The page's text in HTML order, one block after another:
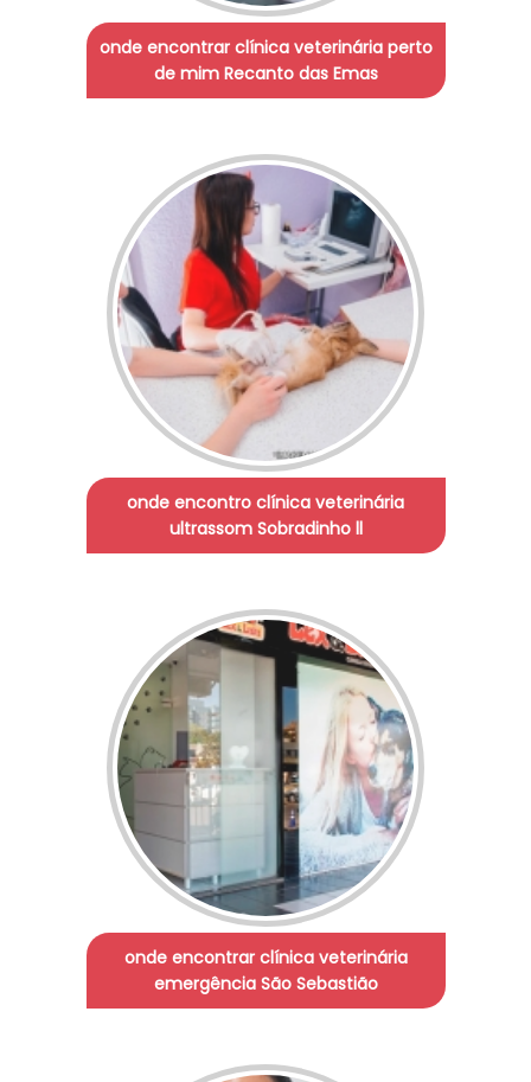
onde encontrar clínica veterinária perto
de mim Recanto das Emas
onde encontro clínica veterinária
ultrassom Sobradinho ll
onde encontrar clínica veterinária
emergência São Sebastião